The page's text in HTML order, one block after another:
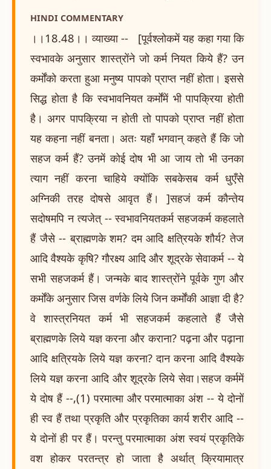
HINDI COMMENTARY
।।18.48।। व्याख्या -- [पूर्वश्लोकमें यह कहा गया कि
स्वभावके अनुसार शास्त्रोंने जो कर्म नियत किये हैं? उन
कर्मोंको करता हुआ मनुष्य पापको प्राप्त नहीं होता। इससे
सिद्ध होता है कि स्वभावनियत कर्मोंमें भी पापक्रिया होती
है। अगर पापक्रिया न होती तो पापको प्राप्त नहीं होता
यह कहना नहीं बनता। अतः यहाँ भगवान् कहते हैं कि जो
सहज कर्म हैं? उनमें कोई दोष भी आ जाय तो भी उनका
त्याग नहीं करना चाहिये क्योंकि सबकेसब कर्म धुएँसे
अग्निकी तरह दोषसे आवृत हैं। ]सहजं कर्म कौन्तेय
सदोषमपि न त्यजेत् -- स्वभावनियतकर्म सहजकर्म कहलाते
हैं जैसे -- ब्राह्मणके शम? दम आदि क्षत्रियके शौर्य? तेज
आदि वैश्यके कृषि? गौरक्ष्य आदि और शूद्रके सेवाकर्म -- ये
सभी सहजकर्म हैं। जन्मके बाद शास्त्रोंने पूर्वके गुण और
कर्मोंके अनुसार जिस वर्णके लिये जिन कर्मोंकी आज्ञा दी है?
वे शास्त्रनियत कर्म भी सहजकर्म कहलाते हैं जैसे
ब्राह्मणके लिये यज्ञ करना और कराना? पढ़ना और पढ़ाना
आदि क्षत्रियके लिये यज्ञ करना? दान करना आदि वैश्यके
लिये यज्ञ करना आदि और शूद्रके लिये सेवा।सहज कर्ममें
ये दोष हैं --,(1) परमात्मा और परमात्माका अंश -- ये दोनों
ही स्व हैं तथा प्रकृति और प्रकृतिका कार्य शरीर आदि --
ये दोनों ही पर हैं। परन्तु परमात्माका अंश स्वयं प्रकृतिके
वश होकर परतन्त्र हो जाता है अर्थात् क्रियामात्र